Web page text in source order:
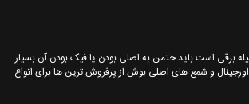
برقی است باید حتمن به اصلی بودن یا فیک بودن آن بسیار
و شمع های اصلی بوش از پرفروش ترین ها برای انواع